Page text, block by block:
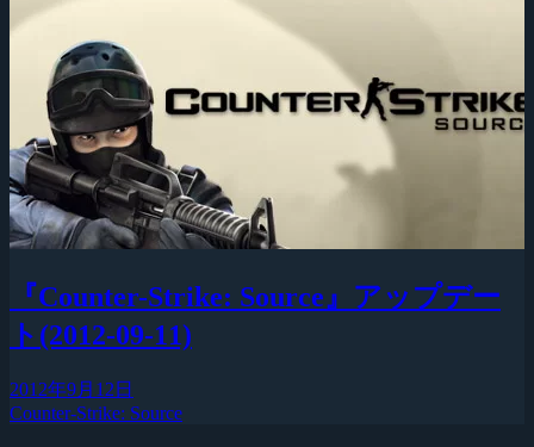
『Counter-Strike: Source』アップデー
ト(2012-09-11)
2012年9月12日
Counter-Strike: Source